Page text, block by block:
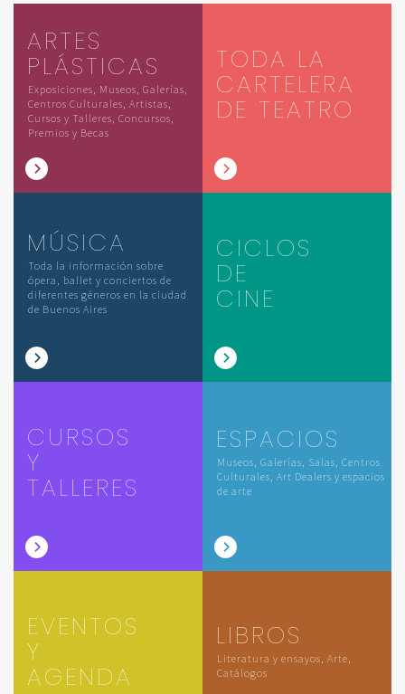
ARTES
PLÁSTICAS
Exposiciones, Museos, Galerías,
Centros Culturales, Artistas,
Cursos y Talleres, Concursos,
Premios y Becas
TODA LA
CARTELERA
DE TEATRO
MÚSICA
Toda la información sobre
ópera, ballet y conciertos de
diferentes géneros en la ciudad
de Buenos Aires
CICLOS
DE
CINE
CURSOS
Y
TALLERES
ESPACIOS
Museos, Galerías, Salas, Centros
Culturales, Art Dealers y espacios
de arte
EVENTOS
Y
AGENDA
LIBROS
Literatura y ensayos, Arte,
Catálogos